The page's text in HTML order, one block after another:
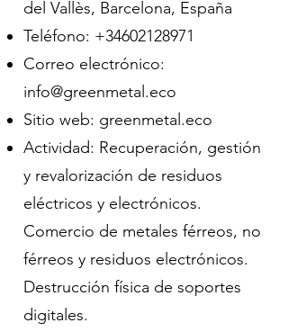
del Vallès, Barcelona, España
Teléfono: +34602128971
Correo electrónico:
info@greenmetal.eco
Sitio web: greenmetal.eco
Actividad: Recuperación, gestión
y revalorización de residuos
eléctricos y electrónicos.
Comercio de metales férreos, no
férreos y residuos electrónicos.
Destrucción física de soportes
digitales.